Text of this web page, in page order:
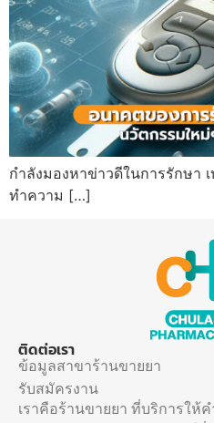
กำลังมองหาข่าวดีในการรักษา
ทำความ […]
ติดต่อเรา
ข้อมูลสาขาร้านขายยา
รับสมัครงาน
เราคือร้านขายยา ที่บริการใ